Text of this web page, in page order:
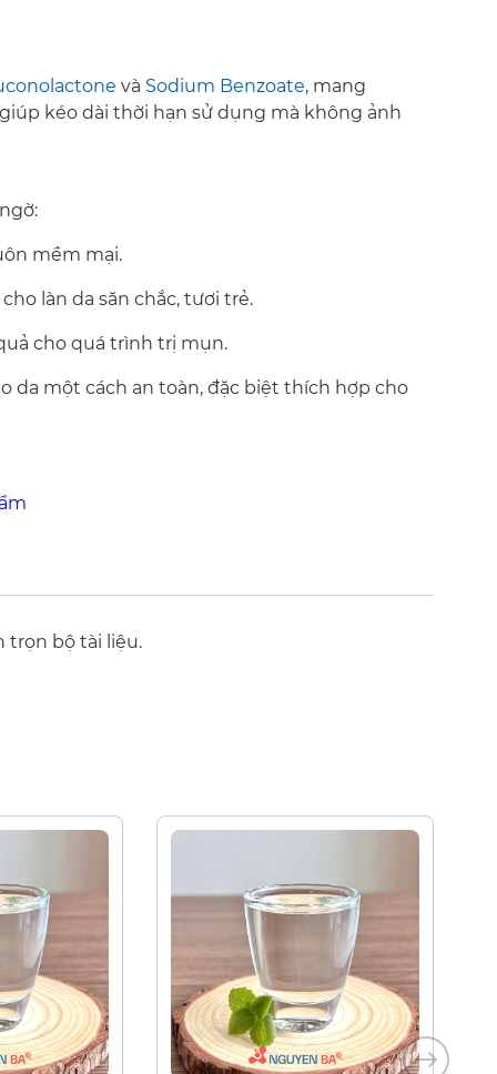
và Sodium Benzoate, mang
kéo dài thời hạn sử dụng mà không ảnh
mềm mại.
làn da săn chắc, tươi trẻ.
cho quá trình trị mụn.
da một cách an toàn, đặc biệt thích hợp cho
trọn bộ tài liệu.